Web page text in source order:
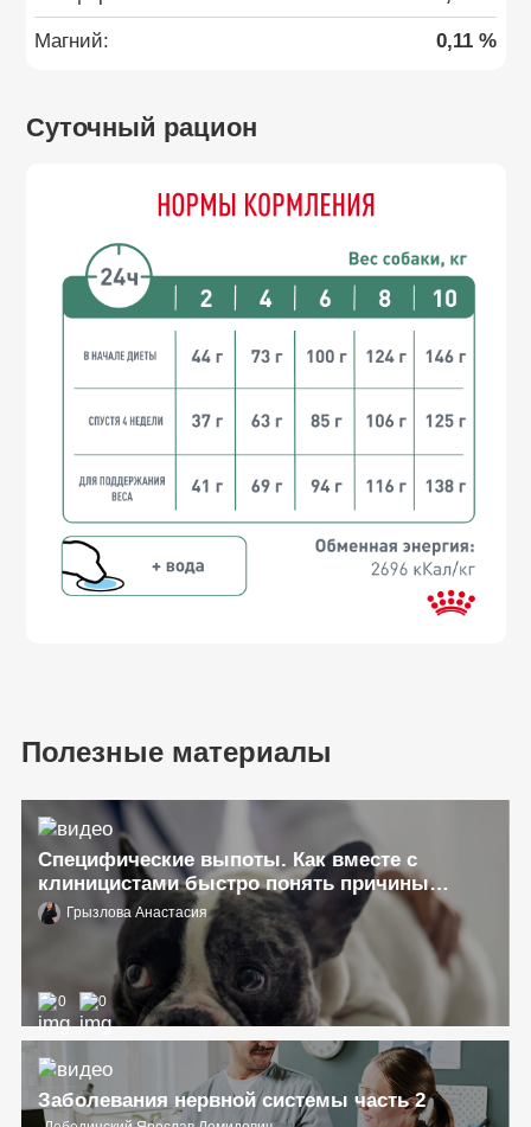
Магний: 0,11 %
Суточный рацион
Полезные материалы
Специфические выпоты. Как вместе с
клиницистами быстро понять причины
выпота
Грызлова Анастасия
0 0
Заболевания нервной системы часть 2